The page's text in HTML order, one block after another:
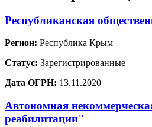
Республиканская
Регион: Республика Крым
Статус: Зарегистрированные
Дата ОГРН: 13.11.2020
Автономная
реабилитации"